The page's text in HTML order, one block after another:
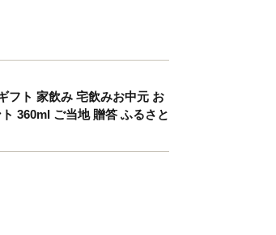
フト 家飲み 宅飲みお中元 お
360ml ご当地 贈答 ふるさと